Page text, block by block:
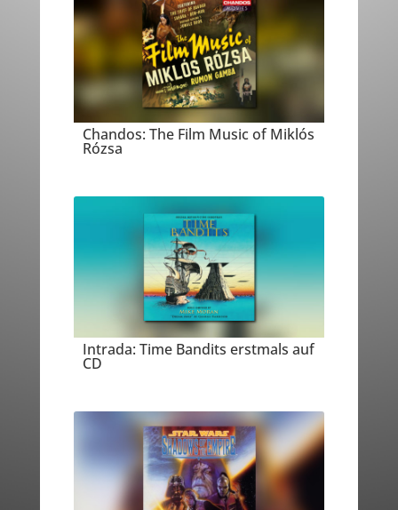
Chandos: The Film Music of Miklós
Rózsa
Intrada: Time Bandits erstmals auf
CD